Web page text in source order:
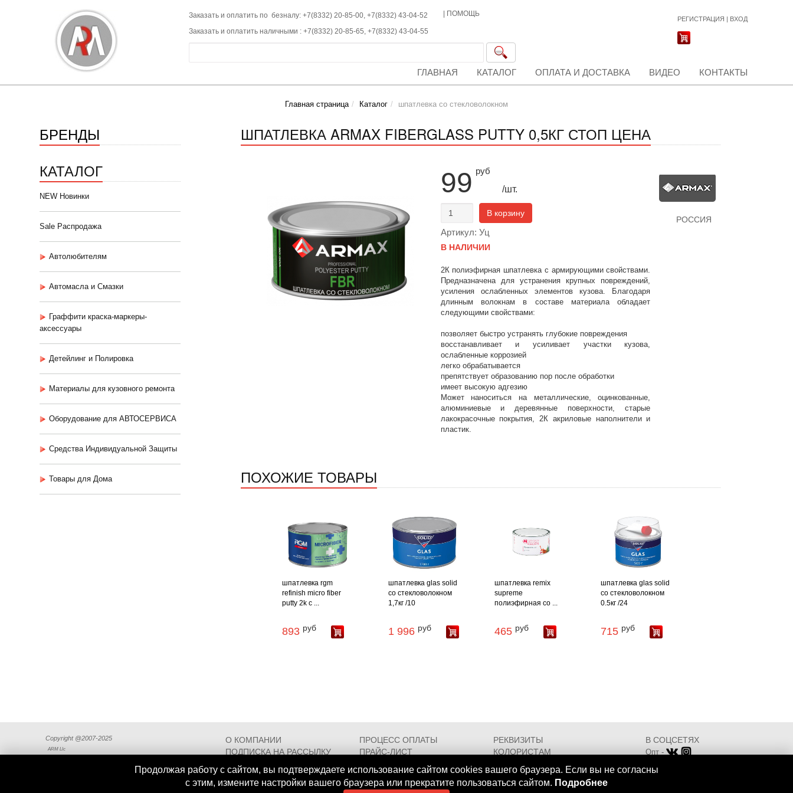
Заказать и оплатить по безналу: +7(8332) 20-85-00, +7(8332) 43-04-52
Заказать и оплатить наличными : +7(8332) 20-85-65, +7(8332) 43-04-55
ПОМОЩЬ
РЕГИСТРАЦИЯ | ВХОД
ГЛАВНАЯ КАТАЛОГ ОПЛАТА И ДОСТАВКА ВИДЕО КОНТАКТЫ
Главная страница Каталог шпатлевка со стекловолокном
БРЕНДЫ
КАТАЛОГ
NEW Новинки
Sale Распродажа
Автолюбителям
Автомасла и Смазки
Граффити краска-маркеры-
аксессуары
Детейлинг и Полировка
Материалы для кузовного ремонта
Оборудование для АВТОСЕРВИСА
Средства Индивидуальной Защиты
Товары для Дома
ШПАТЛЕВКА ARMAX FIBERGLASS PUTTY 0,5КГ СТОП ЦЕНА
99 руб
/шт.
В корзину
Артикул: Уц
В НАЛИЧИИ
2К полиэфирная шпатлевка с армирующими свойствами.
Предназначена для устранения крупных повреждений,
усиления ослабленных элементов кузова. Благодаря
длинным волокнам в составе материала обладает
следующими свойствами:
позволяет быстро устранять глубокие повреждения
восстанавливает и усиливает участки кузова,
ослабленные коррозией
легко обрабатывается
препятствует образованию пор после обработки
имеет высокую адгезию
Может наноситься на металлические, оцинкованные,
алюминиевые и деревянные поверхности, старые
лакокрасочные покрытия, 2К акриловые наполнители и
пластик.
РОССИЯ
ПОХОЖИЕ ТОВАРЫ
шпатлевка rgm
refinish micro fiber
putty 2k с ...
893 руб
шпатлевка glas solid
со стекловолокном
1,7кг /10
1 996 руб
шпатлевка remix
supreme
полиэфирная со ...
465 руб
шпатлевка glas solid
со стекловолокном
0.5кг /24
715 руб
Продолжая работу с сайтом, вы подтверждаете использование сайтом cookies вашего браузера. Если вы не согласны
с этим, измените настройки вашего браузера или прекратите пользоваться сайтом. Подробнее
Copyright @2007-2025
ARM Llc
О КОМПАНИИ ПРОЦЕСС ОПЛАТЫ
РЕКВИЗИТЫ
ПОДПИСКА НА РАССЫЛКУ
ПРАЙС-ЛИСТ
КОЛОРИСТАМ
СХЕМА ПРОЕЗДА
В СОЦСЕТЯХ
Опт -